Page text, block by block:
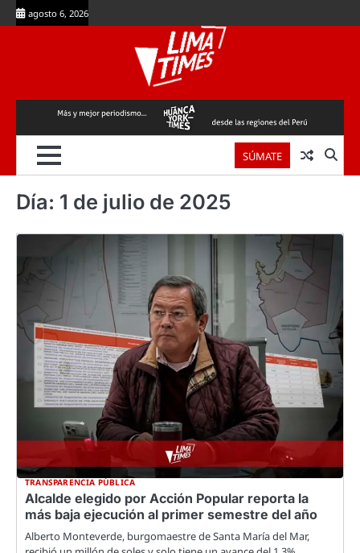
Skip
to
agosto 6, 2026
SÚMATE
Día: 1 de julio de 2025
TRANSPARENCIA PÚBLICA
Alcalde elegido por Acción Popular reporta la
más baja ejecución al primer semestre del año
Alberto Monteverde, burgomaestre de Santa María del Mar,